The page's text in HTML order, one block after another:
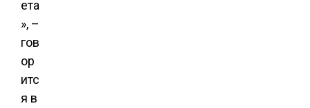
ета
», –
гов
ор
итс
я в